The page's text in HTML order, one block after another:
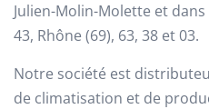
Julien-Molin-Molette et
43, Rhône (69), 63, 38 et 03.
Notre société est
de climatisation et de